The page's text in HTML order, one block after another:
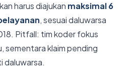
harus diajukan maksimal 6
, sesuai daluwarsa
Pitfall: tim koder fokus
sementara klaim pending
daluwarsa.